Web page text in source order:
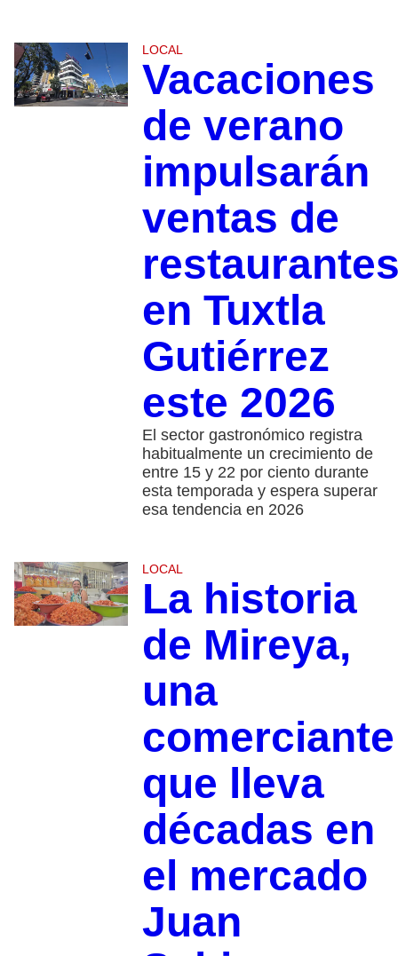
LOCAL
Vacaciones
de verano
impulsarán
ventas de
en Tuxtla
Gutiérrez
este 2026
El sector gastronómico registra
habitualmente un crecimiento de
entre 15 y 22 por ciento durante
esta temporada y espera superar
esa tendencia en 2026
LOCAL
La historia
de Mireya,
una
comerciante
que lleva
décadas en
el mercado
Juan